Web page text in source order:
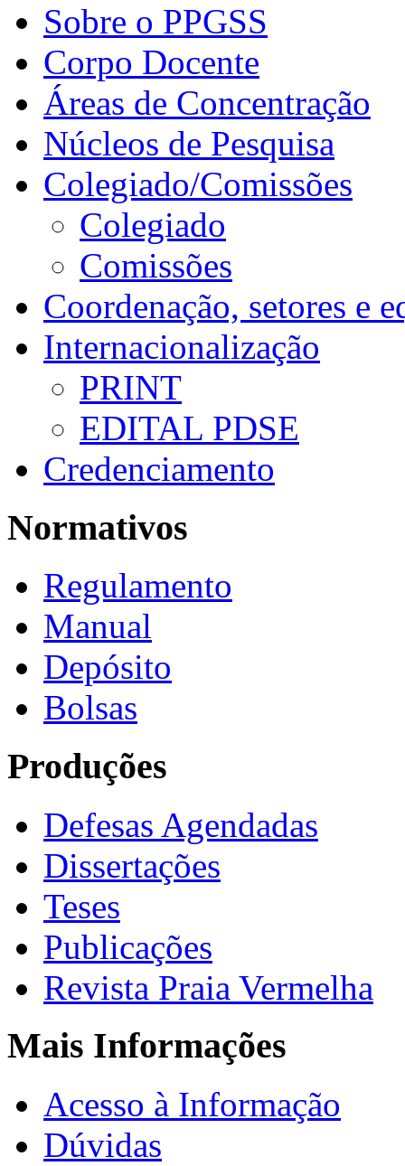
Sobre o PPGSS
Corpo Docente
Áreas de Concentração
Núcleos de Pesquisa
Colegiado/Comissões
Colegiado
Comissões
Coordenação, setores e
Internacionalização
PRINT
EDITAL PDSE
Credenciamento
Normativos
Regulamento
Manual
Depósito
Bolsas
Produções
Defesas Agendadas
Dissertações
Teses
Publicações
Revista Praia Vermelha
Mais Informações
Acesso à Informação
Dúvidas